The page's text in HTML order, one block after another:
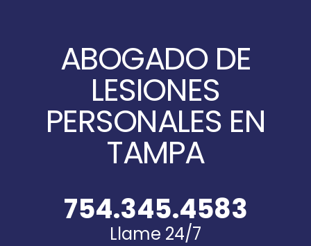
ABOGADO DE
LESIONES
PERSONALES EN
TAMPA
754.345.4583
Llame 24/7